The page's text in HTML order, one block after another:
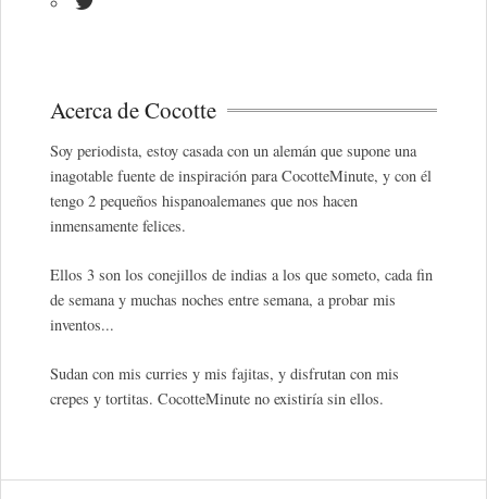
Acerca de Cocotte
Soy periodista, estoy casada con un alemán que supone una
inagotable fuente de inspiración para CocotteMinute, y con él
tengo 2 pequeños hispanoalemanes que nos hacen
inmensamente felices.
Ellos 3 son los conejillos de indias a los que someto, cada fin
de semana y muchas noches entre semana, a probar mis
inventos...
Sudan con mis curries y mis fajitas, y disfrutan con mis
crepes y tortitas. CocotteMinute no existiría sin ellos.